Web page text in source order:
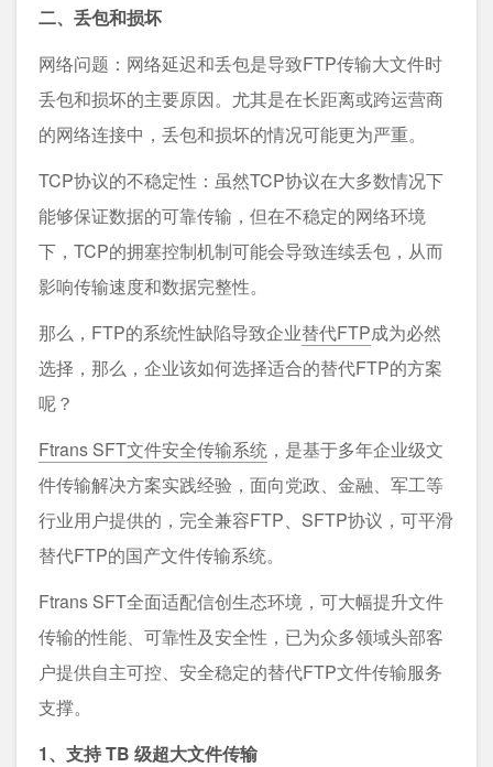
二、丢包和损坏
网络问题：网络延迟和丢包是导致FTP传输大文件时
丢包和损坏的主要原因。尤其是在长距离或跨运营商
的网络连接中，丢包和损坏的情况可能更为严重。
TCP协议的不稳定性：虽然TCP协议在大多数情况下
能够保证数据的可靠传输，但在不稳定的网络环境
下，TCP的拥塞控制机制可能会导致连续丢包，从而
影响传输速度和数据完整性。
那么，FTP的系统性缺陷导致企业替代FTP成为必然
选择，那么，企业该如何选择适合的替代FTP的方案
呢？
Ftrans SFT文件安全传输系统 ，是基于多年企业级文
件传输解决方案实践经验，面向党政、金融、军工等
行业用户提供的，完全兼容FTP、SFTP协议，可平滑
替代FTP的国产文件传输系统。
Ftrans SFT全面适配信创生态环境，可大幅提升文件
传输的性能、可靠性及安全性，已为众多领域头部客
户提供自主可控、安全稳定的替代FTP文件传输服务
支撑。
1、支持 TB 级超大文件传输